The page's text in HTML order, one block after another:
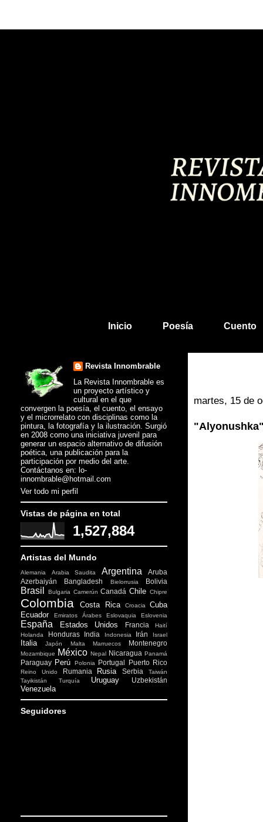
Inicio Poesía Cuento
martes, 15 de
Revista Innombrable
La Revista Innombrable es
un proyecto artístico y
cultural en el que
convergen la poesía, el cuento, el ensayo
y el microrrelato con disciplinas como la
pintura, la fotografía y la ilustración. Surgió
en 2008 como una iniciativa juvenil para
generar un espacio alternativo de difusión
poética, una publicación para la
participación por medio del arte.
Contáctanos en: lo-
innombrable@hotmail.com
Ver todo mi perfil
Vistas de página en total
1,527,884
Artistas del Mundo
Alemania Arabia Saudita Argentina
Aruba
Azerbaiyán
Bangladesh Bielorrusia Bolivia
Brasil Bulgaria Camerún Canadá Chile Chipre
Colombia Costa Rica Croacia
Cuba
Ecuador
Emiratos Árabes Eslovaquia Eslovenia
España Estados Unidos Francia
Haití
Holanda
Honduras India Indonesia Irán Israel
Italia Japón Malta Marruecos Montenegro
Mozambique México Nepal Nicaragua Panamá
Paraguay Perú Polonia Portugal Puerto Rico
Reino Unido Rumania Rusia Serbia
Taiwán
Tayikistán
Turquía Uruguay Uzbekistán
Venezuela
Seguidores